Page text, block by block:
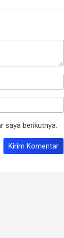
saya berikutnya.